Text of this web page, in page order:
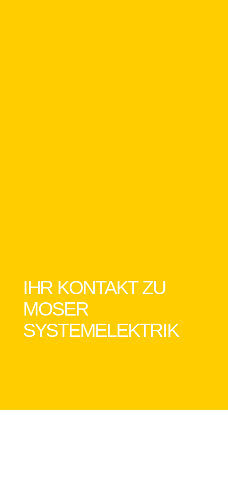
IHR KONTAKT ZU
MOSER
SYSTEMELEKTRIK